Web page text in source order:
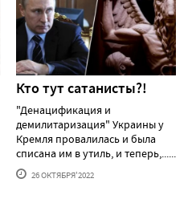
Кто тут сатанисты?!
"Денацификация и
демилитаризация" Украины у
Кремля провалилась и была
списана им в утиль, и теперь,......
26 ОКТЯБРЯ'2022